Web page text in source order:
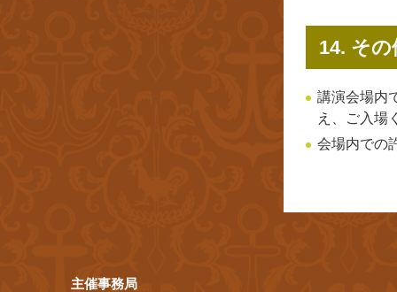
14. その
講演会場内
え、ご入場
会場内での
主催事務局